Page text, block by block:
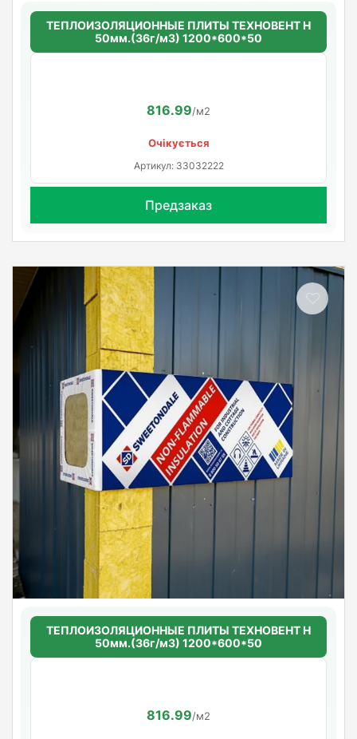
ТЕПЛОИЗОЛЯЦИОННЫЕ ПЛИТЫ ТЕХНОВЕНТ Н
50мм.(36г/м3) 1200*600*50
816.99/м2
Очікується
Артикул: 33032222
Предзаказ
ТЕПЛОИЗОЛЯЦИОННЫЕ ПЛИТЫ ТЕХНОВЕНТ Н
50мм.(36г/м3) 1200*600*50
816.99/м2